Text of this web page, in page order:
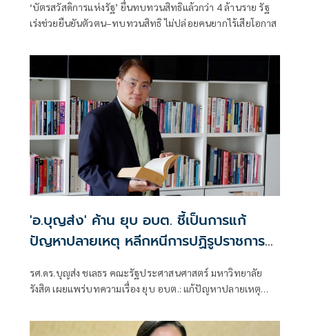
‘บัตรสวัสดิการแห่งรัฐ’ ยื่นทบทวนสิทธิแล้วกว่า 4 ล้านราย รัฐ
เร่งช่วยยืนยันตัวตน–ทบทวนสิทธิ ไม่ปล่อยคนยากไร้เสียโอกาส
'อ.บุญส่ง' ค้าน ยุบ อบต. ชี้เป็นการแก้
ปัญหาปลายเหตุ หลีกหนีการปฏิรูปราชการ
รศ.ดร.บุญส่ง ชเลธร คณะรัฐประศาสนศาสตร์ มหาวิทยาลัย
รังสิต เผยแพร่บทความเรื่อง ยุบ อบต.: แก้ปัญหาปลายเหตุ